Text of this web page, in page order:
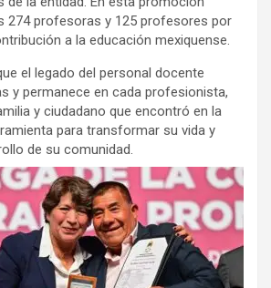
274 profesoras y 125 profesores por
a la educación mexiquense.
el legado del personal docente
y permanece en cada profesionista,
y ciudadano que encontró en la
para transformar su vida y
de su comunidad.